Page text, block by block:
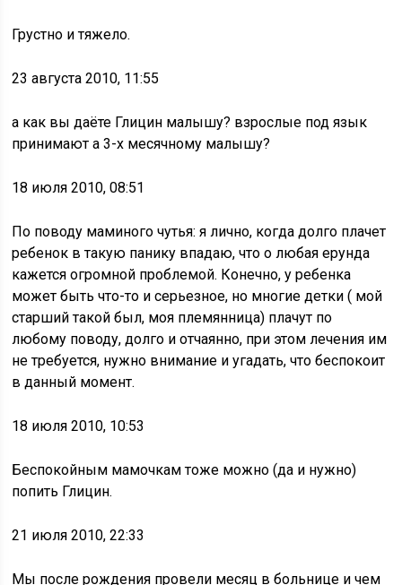
Грустно и тяжело.
23 августа 2010, 11:55
а как вы даёте Глицин малышу? взрослые под язык
принимают а 3-х месячному малышу?
18 июля 2010, 08:51
По поводу маминого чутья: я лично, когда долго плачет
ребенок в такую панику впадаю, что о любая ерунда
кажется огромной проблемой. Конечно, у ребенка
может быть что-то и серьезное, но многие детки ( мой
старший такой был, моя племянница) плачут по
любому поводу, долго и отчаянно, при этом лечения им
не требуется, нужно внимание и угадать, что беспокоит
в данный момент.
18 июля 2010, 10:53
Беспокойным мамочкам тоже можно (да и нужно)
попить Глицин.
21 июля 2010, 22:33
Мы после рождения провели месяц в больнице и чем